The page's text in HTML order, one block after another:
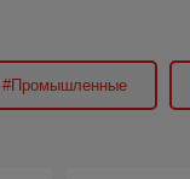
#Промышленные